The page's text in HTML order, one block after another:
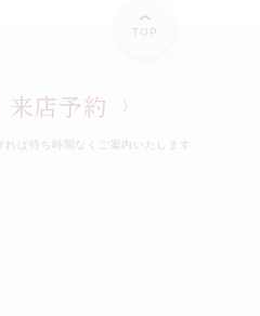
TOP
来店予約
れば 待ち時間なくご案内いたします